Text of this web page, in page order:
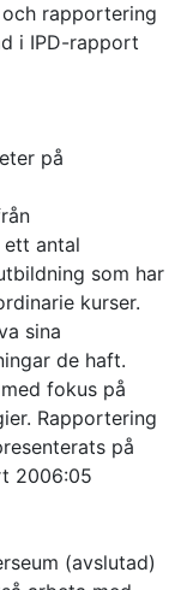
rapportering
i IPD-rapport
på
antal
som har
kurser.
sina
de haft.
fokus på
Rapportering
på
2006:05
(avslutad)